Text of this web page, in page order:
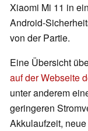
Xiaomi Mi 11 in
Android-
von der Partie.
Eine Übersicht
auf der Webseite
unter anderem
geringeren
Akkulaufzeit,